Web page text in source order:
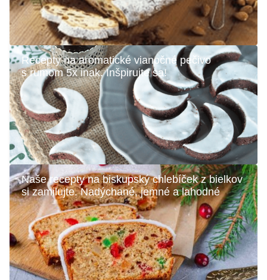
Recepty na aromatické vianočné pečivo
s rumom 5x inak. Inšpirujte sa!
Naše recepty na biskupský chlebíček z bielkov
si zamilujte. Nadýchané, jemné a lahodné